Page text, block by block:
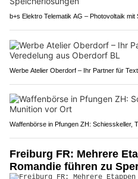
b+s Elektro Telematik AG – Photovoltaik mit
Werbe Atelier Oberdorf – Ihr Partner für
Waffenbörse in Pfungen ZH: Schiesskeller,
Freiburg FR: Mehrere
Romandie führen zu